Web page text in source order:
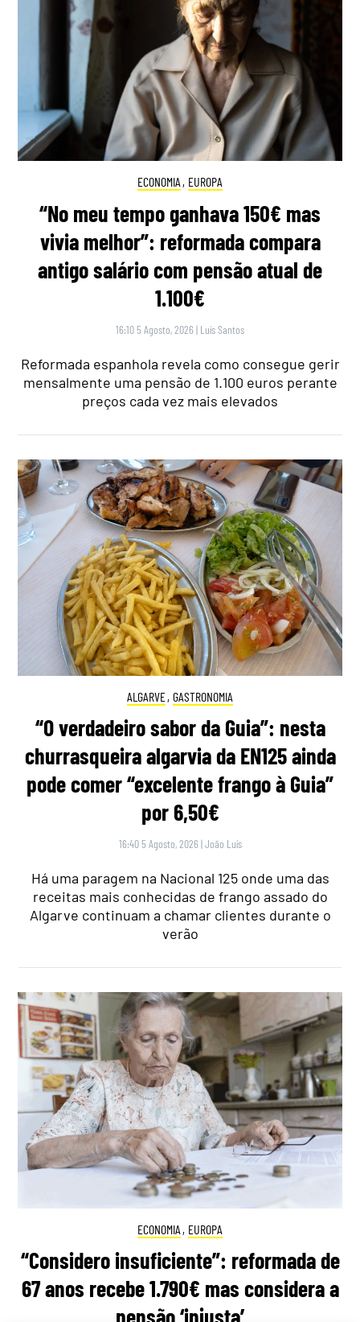
ECONOMIA , EUROPA
“No meu tempo ganhava 150€ mas
vivia melhor”: reformada compara
antigo salário com pensão atual de
1.100€
16:10 5 Agosto, 2026 | Luís Santos
Reformada espanhola revela como consegue gerir
mensalmente uma pensão de 1.100 euros perante
preços cada vez mais elevados
ALGARVE, GASTRONOMIA
“O verdadeiro sabor da Guia”: nesta
churrasqueira algarvia da EN125 ainda
pode comer “excelente frango à Guia”
por 6,50€
16:40 5 Agosto, 2026 |João Luís
Há uma paragem na Nacional 125 onde uma das
receitas mais conhecidas de frango assado do
Algarve continuam a chamar clientes durante o
verão
ECONOMIA , EUROPA
“Considero insuficiente”: reformada de
67 anos recebe 1.790€ mas considera a